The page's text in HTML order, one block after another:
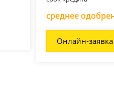
среднее
Онлайн-заявка